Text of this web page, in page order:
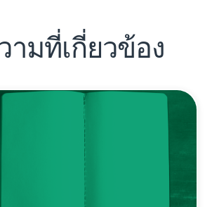
มที่เกี่ยวข้อง